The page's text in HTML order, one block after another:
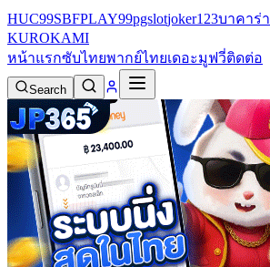
HUC99SBFPLAY99pgslotjoker123บาคาร่า
KUROKAMI
หน้าแรกซับไทยพากย์ไทยเดอะมูฟวี่ติดต่อ
Search